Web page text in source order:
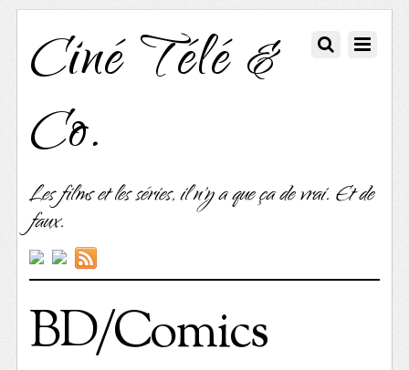
Ciné Télé &
Co.
Les films et les séries, il n'y a que ça de vrai. Et de
faux.
BD/Comics